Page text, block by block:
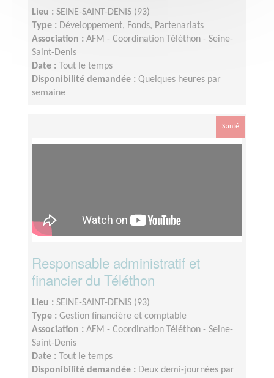
Lieu : SEINE-SAINT-DENIS (93)
Type : Développement, Fonds, Partenariats
Association : AFM - Coordination Téléthon - Seine-
Saint-Denis
Date :
Tout le temps
Disponibilité demandée : Quelques heures par
semaine
Santé
Responsable administratif et
financier du Téléthon
Lieu : SEINE-SAINT-DENIS (93)
Type : Gestion financière et comptable
Association : AFM - Coordination Téléthon - Seine-
Saint-Denis
Date :
Tout le temps
Disponibilité demandée : Deux demi-journées par